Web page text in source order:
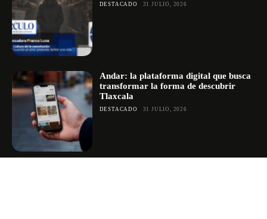
DESTACADO 31 JULIO, 2026
Andar: la plataforma digital que busca
transformar la forma de descubrir
Tlaxcala
DESTACADO 31 JULIO, 2026